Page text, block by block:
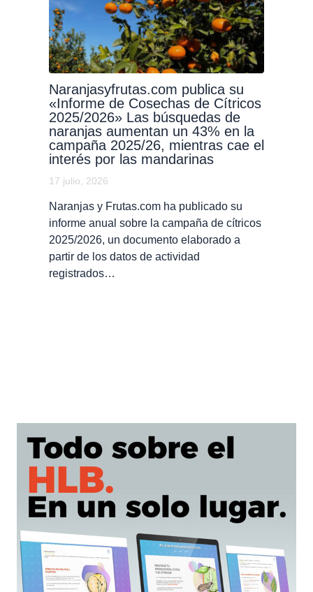
Naranjasyfrutas.com publica su
«Informe de Cosechas de Cítricos
2025/2026» Las búsquedas de
naranjas aumentan un 43% en la
campaña 2025/26, mientras cae el
interés por las mandarinas
17 julio, 2026
Naranjas y Frutas.com ha publicado su
informe anual sobre la campaña de cítricos
2025/2026, un documento elaborado a
partir de los datos de actividad
registrados…